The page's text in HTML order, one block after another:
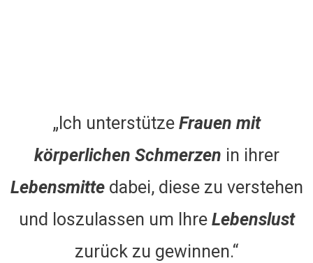
„Ich unterstütze Frauen mit
körperlichen Schmerzen in ihrer
Lebensmittedabei, diese zu verstehen
und loszulassen um Ihre Lebenslust
zurück zu gewinnen.“